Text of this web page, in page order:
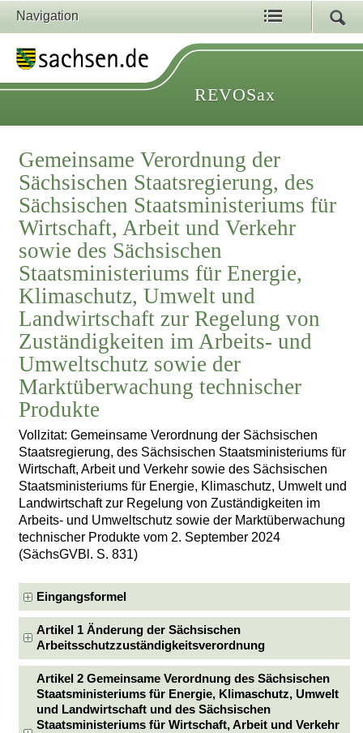
Navigation
REVOSax
Gemeinsame Verordnung der
Sächsischen Staatsregierung, des
Sächsischen Staatsministeriums für
Wirtschaft, Arbeit und Verkehr
sowie des Sächsischen
Staatsministeriums für Energie,
Klimaschutz, Umwelt und
Landwirtschaft zur Regelung von
Zuständigkeiten im Arbeits- und
Umweltschutz sowie der
Marktüberwachung technischer
Produkte
Vollzitat: Gemeinsame Verordnung der Sächsischen
Staatsregierung, des Sächsischen Staatsministeriums für
Wirtschaft, Arbeit und Verkehr sowie des Sächsischen
Staatsministeriums für Energie, Klimaschutz, Umwelt und
Landwirtschaft zur Regelung von Zuständigkeiten im
Arbeits- und Umweltschutz sowie der Marktüberwachung
technischer Produkte vom 2. September 2024
(SächsGVBl. S. 831)
Eingangsformel
Artikel 1 Änderung der Sächsischen
Arbeitsschutzzuständigkeitsverordnung
Artikel 2 Gemeinsame Verordnung des Sächsischen
Staatsministeriums für Energie, Klimaschutz, Umwelt
und Landwirtschaft und des Sächsischen
Staatsministeriums für Wirtschaft, Arbeit und Verkehr